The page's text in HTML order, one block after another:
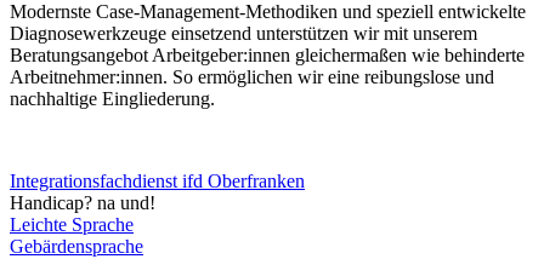
Modernste Case-Management-Methodiken und speziell entwickelte
Diagnosewerkzeuge einsetzend unterstützen wir mit unserem
Beratungsangebot Arbeitgeber:innen gleichermaßen wie behinderte
Arbeitnehmer:innen. So ermöglichen wir eine reibungslose und
nachhaltige Eingliederung.
Integrationsfachdienst ifd Oberfranken
Handicap? na und!
Leichte Sprache
Gebärdensprache